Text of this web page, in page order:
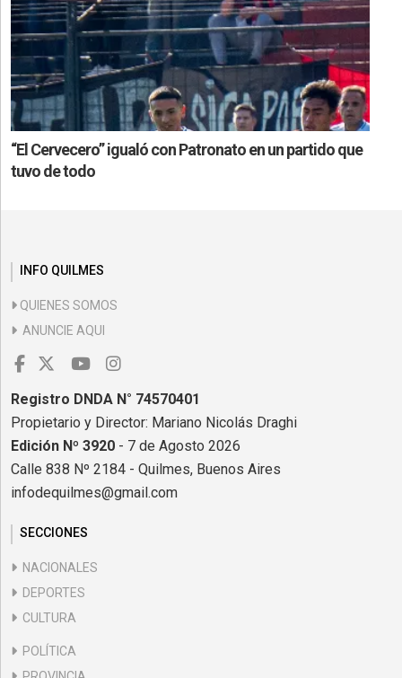
“El Cervecero” igualó con Patronato en un partido que
tuvo de todo
INFO QUILMES
QUIENES SOMOS
ANUNCIE AQUI
Registro DNDA N° 74570401
Propietario y Director: Mariano Nicolás Draghi
Edición Nº 3920 - 7 de Agosto 2026
Calle 838 Nº 2184 - Quilmes, Buenos Aires
infodequilmes@gmail.com
SECCIONES
NACIONALES
DEPORTES
CULTURA
POLÍTICA